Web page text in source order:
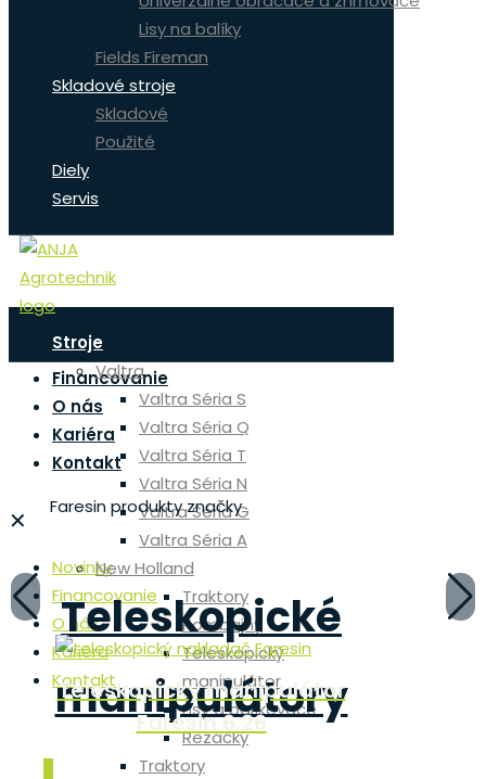
Lisy na balíky
Fields Fireman
Skladové stroje
Skladové
Použité
Diely
Servis
Novinky
Financovanie
O nás
Kariéra
Kontakt
✕
Novinky
Financovanie
O nás
Kariéra
Kontakt
Stroje
Valtra
Valtra Séria S
Valtra Séria Q
Valtra Séria T
Valtra Séria N
Valtra Séria G
Valtra Séria A
New Holland
Traktory
Kombajny
Teleskopický
manipulátor
Lisy a balíkovače
Rezačky
Traktory
Faresinprodukty značky
Teleskopické
manipulátory
Teleskopický manipulátor
Faresin 6.26